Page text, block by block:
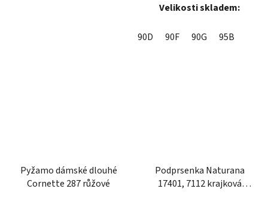
Velikosti skladem:
90D 90F 90G 95B
Pyžamo dámské dlouhé
Cornette 287 růžové
Podprsenka Naturana
17401, 7112 krajková